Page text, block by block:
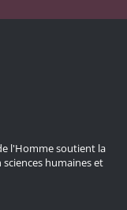
l'Homme soutient la
humaines et